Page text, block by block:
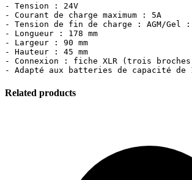
- Tension : 24V
- Courant de charge maximum : 5A
- Tension de fin de charge : AGM/Gel :
- Longueur : 178 mm
- Largeur : 90 mm
- Hauteur : 45 mm
- Connexion : fiche XLR (trois
- Adapté aux batteries de capacité de
Related products